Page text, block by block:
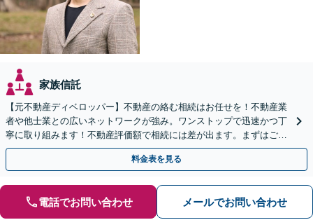
家族信託
【元不動産ディベロッパー】不動産の絡む相続はお任せを！不動産業
者や他士業との広いネットワークが強み。ワンストップで迅速かつ丁
寧に取り組みます！不動産評価額で相続には差が出ます。まずはご相
談ください【出張｜オンライン相談可】【休日夜間面談可】
料金表を見る
電話でお問い合わせ メールでお問い合わせ